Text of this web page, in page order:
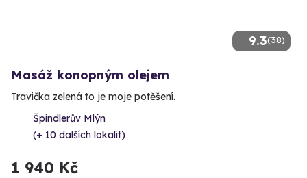
9.3(38)
Masáž konopným olejem
Travička zelená to je moje potěšení.
Špindlerův Mlýn
(+ 10 dalších lokalit)
1 940 Kč